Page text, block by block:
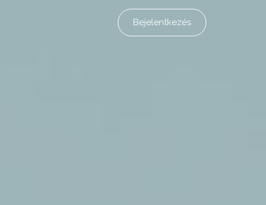
Bejelentkezés